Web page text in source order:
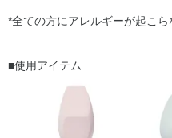
*全ての方にアレルギーが起こ
■使用アイテム